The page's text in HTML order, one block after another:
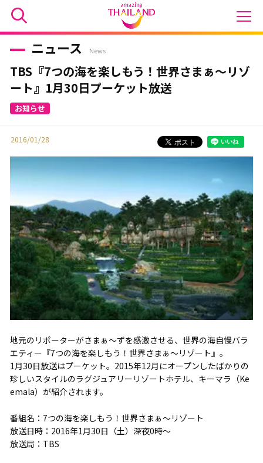
ニュース News
TBS『7つの海を楽しもう！世界さまぁ～リゾ
ート』1月30日プーケット放送
2016/01/28
地元のリポーターがさまぁ～ずを感激させる、世界の海自慢バラ
エティー『7つの海を楽しもう！世界さまぁ～リゾート』。
1月30日放送はプーケット。2015年12月にオープンしたばかりの
珍しいスタイルのラグジュアリーリゾートホテル、キーマラ（Ke
emala）が紹介されます。
番組名：7つの海を楽しもう！世界さまぁ～リゾート
放送日時：2016年1月30日（土）深夜0時～
放送局：TBS